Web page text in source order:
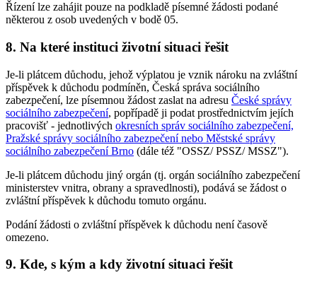
Řízení lze zahájit pouze na podkladě písemné žádosti podané
některou z osob uvedených v bodě 05.
8. Na které instituci životní situaci řešit
Je-li plátcem důchodu, jehož výplatou je vznik nároku na zvláštní
příspěvek k důchodu podmíněn, Česká správa sociálního
zabezpečení, lze písemnou žádost zaslat na adresu České správy
sociálního zabezpečení, popřípadě ji podat prostřednictvím jejích
pracovišť - jednotlivých okresních správ sociálního zabezpečení,
Pražské správy sociálního zabezpečení nebo Městské správy
sociálního zabezpečení Brno (dále též "OSSZ/ PSSZ/ MSSZ").
Je-li plátcem důchodu jiný orgán (tj. orgán sociálního zabezpečení
ministerstev vnitra, obrany a spravedlnosti), podává se žádost o
zvláštní příspěvek k důchodu tomuto orgánu.
Podání žádosti o zvláštní příspěvek k důchodu není časově
omezeno.
9. Kde, s kým a kdy životní situaci řešit